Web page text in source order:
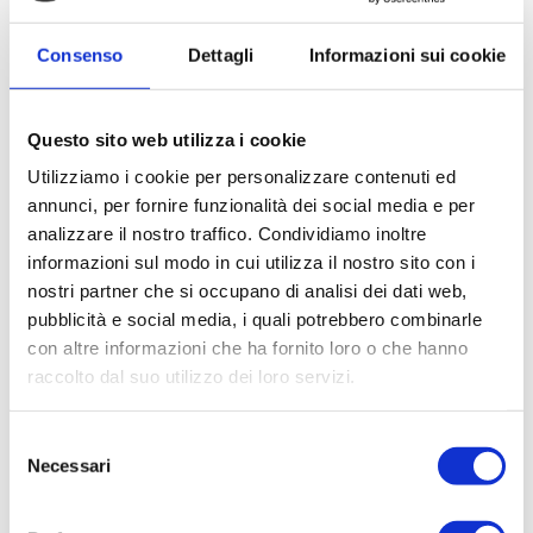
Consenso Dettagli Informazioni sui cookie
Questo sito web utilizza i cookie
Utilizziamo i cookie per personalizzare contenuti ed
annunci, per fornire funzionalità dei social media e per
analizzare il nostro traffico. Condividiamo inoltre
informazioni sul modo in cui utilizza il nostro sito con i
nostri partner che si occupano di analisi dei dati web,
pubblicità e social media, i quali potrebbero combinarle
con altre informazioni che ha fornito loro o che hanno
raccolto dal suo utilizzo dei loro servizi.
delNecessari
Curiosità: Mauritius è conosciuta anche comela
“Terra dei Sette Colori”.Una delle attrazioni più
le dune di sabbia assumono sfumature naturali diverse
(rosso, viola, giallo, blu).
GIORNO 9: MAURITIUS – ITALIA
Prima colazione a buffet in hotel. In mattinata, rilascio
della stanza entro le ore 12.00. A tempo debito,
incontro con un incaricato e trasferimento in aeroporto
in tempo per le operazioni d’imbarco sul volo per il
rientro in Italia
GIORNO 10: ITALIA
Arrivo in Italia e fine dei servizi
NOTA: DURANTE IL SOGGIORNO, E’ POSSIBILE
KUDA CONSIGLIA:
- Intera giornata: una giornata all'Ile aux Cerfs (con